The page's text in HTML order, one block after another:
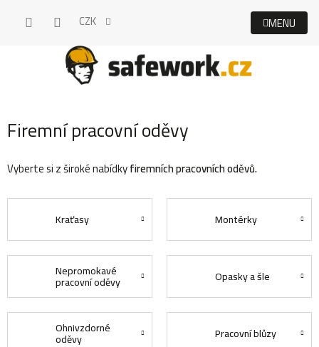
CZK
Firemní pracovní oděvy
Vyberte si z široké nabídkyfiremníchpracovních oděvů.
Kraťasy Montérky
Nepromokavé
pracovní oděvy Opasky a šle
Ohnivzdorné
oděvy Pracovní blůzy